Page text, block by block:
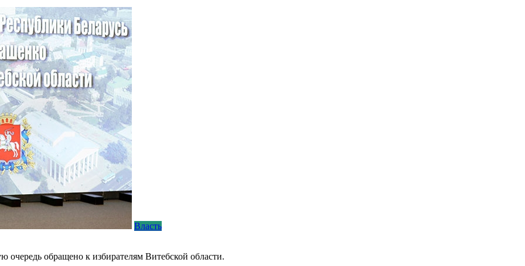
Власть
очередь обращено к избирателям Витебской области.